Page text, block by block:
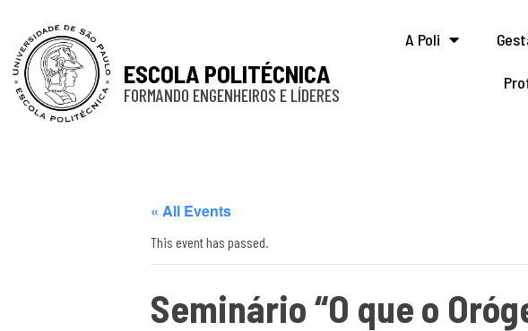
ESCOLA POLITÉCNICA
FORMANDO ENGENHEIROS E LÍDERES
A Poli
« All Events
This event has passed.
Seminário “O que o